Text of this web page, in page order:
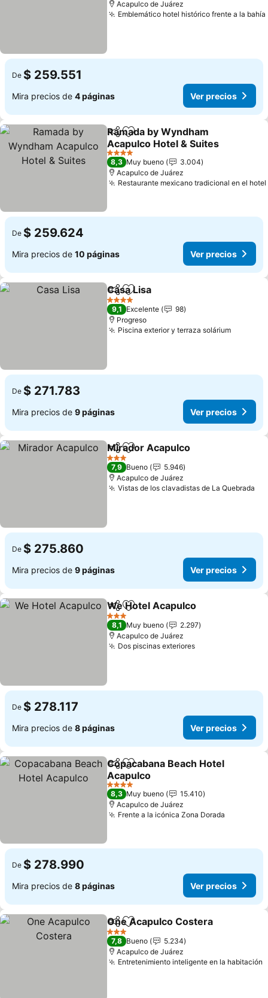
Acapulco de Juárez
Emblemático hotel histórico frente a la bahía
De $ 259.551
Mira precios de 4 páginas Ver precios
CompartirAgregar a favoritos
Ramada by Wyndham
Acapulco Hotel & Suites
4 Estrellas
8,3 Muy bueno
3.004
Acapulco de Juárez
Restaurante mexicano tradicional en el hotel
De $ 259.624
Mira precios de 10 páginas Ver precios
CompartirAgregar a favoritos
Casa Lisa
4 Estrellas
9,1 Excelente
98
Progreso
Piscina exterior y terraza solárium
De $ 271.783
Mira precios de 9 páginas Ver precios
CompartirAgregar a favoritos
Mirador Acapulco
3 Estrellas
7,9 Bueno
5.946
Acapulco de Juárez
Vistas de los clavadistas de La Quebrada
De $ 275.860
Mira precios de 9 páginas Ver precios
CompartirAgregar a favoritos
We Hotel Acapulco
3 Estrellas
8,1 Muy bueno
2.297
Acapulco de Juárez
Dos piscinas exteriores
De $ 278.117
Mira precios de 8 páginas Ver precios
CompartirAgregar a favoritos
Copacabana Beach Hotel
Acapulco
4 Estrellas
8,3 Muy bueno
15.410
Acapulco de Juárez
Frente a la icónica Zona Dorada
De $ 278.990
Mira precios de 8 páginas Ver precios
CompartirAgregar a favoritos
One Acapulco Costera
3 Estrellas
7,8 Bueno
5.234
Acapulco de Juárez
Entretenimiento inteligente en la habitación